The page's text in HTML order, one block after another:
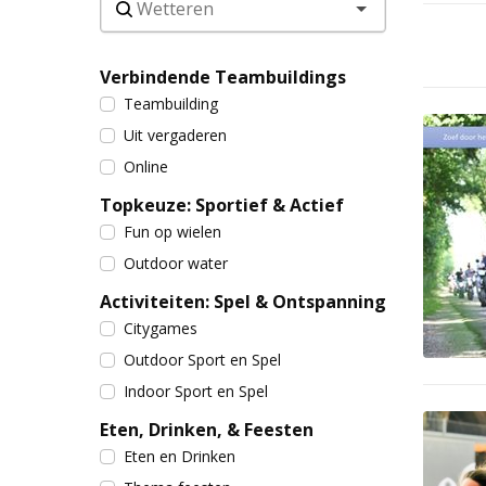
Verbindende Teambuildings
Teambuilding
Uit vergaderen
Online
Topkeuze: Sportief & Actief
Fun op wielen
Outdoor water
Activiteiten: Spel & Ontspanning
Citygames
Outdoor Sport en Spel
Indoor Sport en Spel
Eten, Drinken, & Feesten
Eten en Drinken